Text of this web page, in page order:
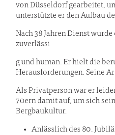
von Düsseldorf gearbeitet,
unterstützte er den Aufbau
Nach 38 Jahren Dienst
zuverlässi
g und human. Er hielt die
Herausforderungen. Seine
Als Privatperson war er
70ern damit auf, um sich
Bergbaukultur.
Anlässlich des 80.